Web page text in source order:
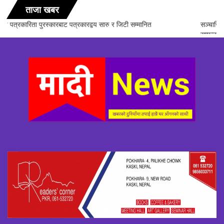
ताजा खबर
सञ्चारिका समूह गण्डकीद्धारा ‘सञ्चारमा क्वान्टम हिलिङको महत्त्व’ विषयक अन्तरक्रिया